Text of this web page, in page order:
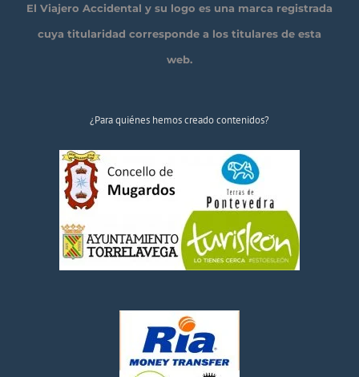
El Viajero Accidental y su logo es una marca registrada
cuya titularidad corresponde a los titulares de esta
web.
¿Para quiénes hemos creado contenidos?